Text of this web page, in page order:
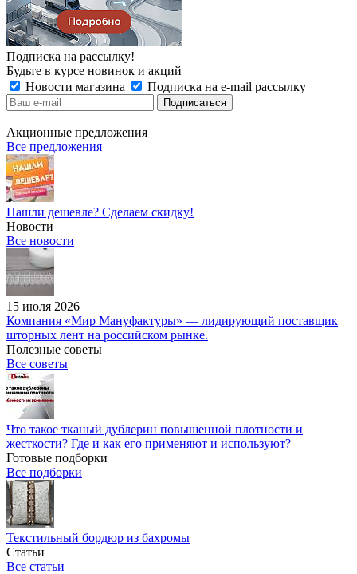
Подписка на рассылку!
Будьте в курсе новинок и акций
Новости магазина
Подписка на e-mail рассылку
Акционные предложения
Все предложения
Нашли дешевле? Сделаем скидку!
Новости
Все новости
15 июля 2026
Компания «Мир Мануфактуры» — лидирующий поставщик
шторных лент на российском рынке.
Полезные советы
Все советы
Что такое тканый дублерин повышенной плотности и
жесткости? Где и как его применяют и используют?
Готовые подборки
Все подборки
Текстильный бордюр из бахромы
Статьи
Все статьи